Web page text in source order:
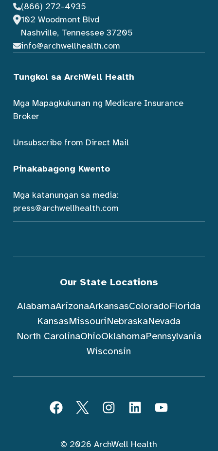
(866) 272-4935
102 Woodmont Blvd
Nashville, Tennessee 37205
info@archwellhealth.com
Tungkol sa ArchWell Health
Mga Mapagkukunan ng Medicare Insurance
Broker
Unsubscribe from Direct Mail
Pinakabagong Kwento
Mga katanungan sa media:
press@archwellhealth.com
Our State Locations
AlabamaArizonaArkansasColoradoFlorida
KansasMissouriNebraskaNevada
North CarolinaOhioOklahomaPennsylvania
Wisconsin
FacebookTwitterInstagramLinkedInYouTube
© 2026 ArchWell Health